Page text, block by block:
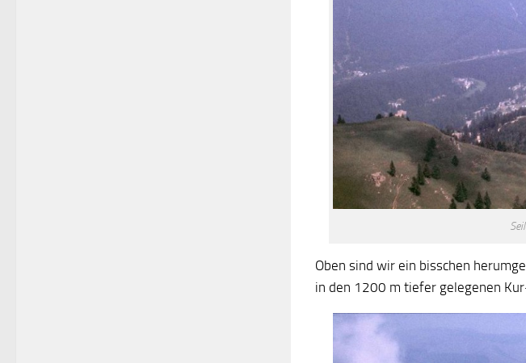
Oben sind wir ein bisschen
in den 1200 m tiefer gelegenen